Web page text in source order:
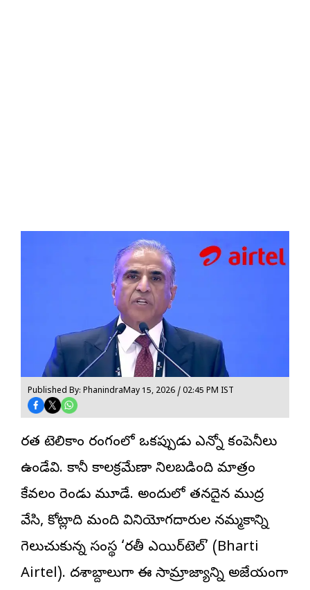
Published By: PhanindraMay 15, 2026 / 02:45 PM IST
భారత టెలికాం రంగంలో ఒకప్పుడు ఎన్నో కంపెనీలు
ఉండేవి. కానీ కాలక్రమేణా నిలబడింది మాత్రం
కేవలం రెండు మూడే. అందులో తనదైన ముద్ర
వేసి, కోట్లాది మంది వినియోగదారుల నమ్మకాన్ని
గెలుచుకున్న సంస్థ ‘భారతీ ఎయిర్‌టెల్’ (Bharti
Airtel). దశాబ్దాలుగా ఈ సామ్రాజ్యాన్ని అజేయంగా